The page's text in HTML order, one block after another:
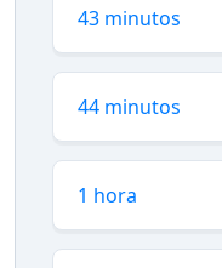
43 minutos
44 minutos
1 hora